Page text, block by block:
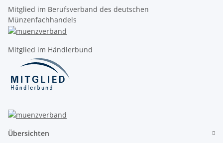
Mitglied im Berufsverband des deutschen
Münzenfachhandels
Mitglied im Händlerbund
Übersichten